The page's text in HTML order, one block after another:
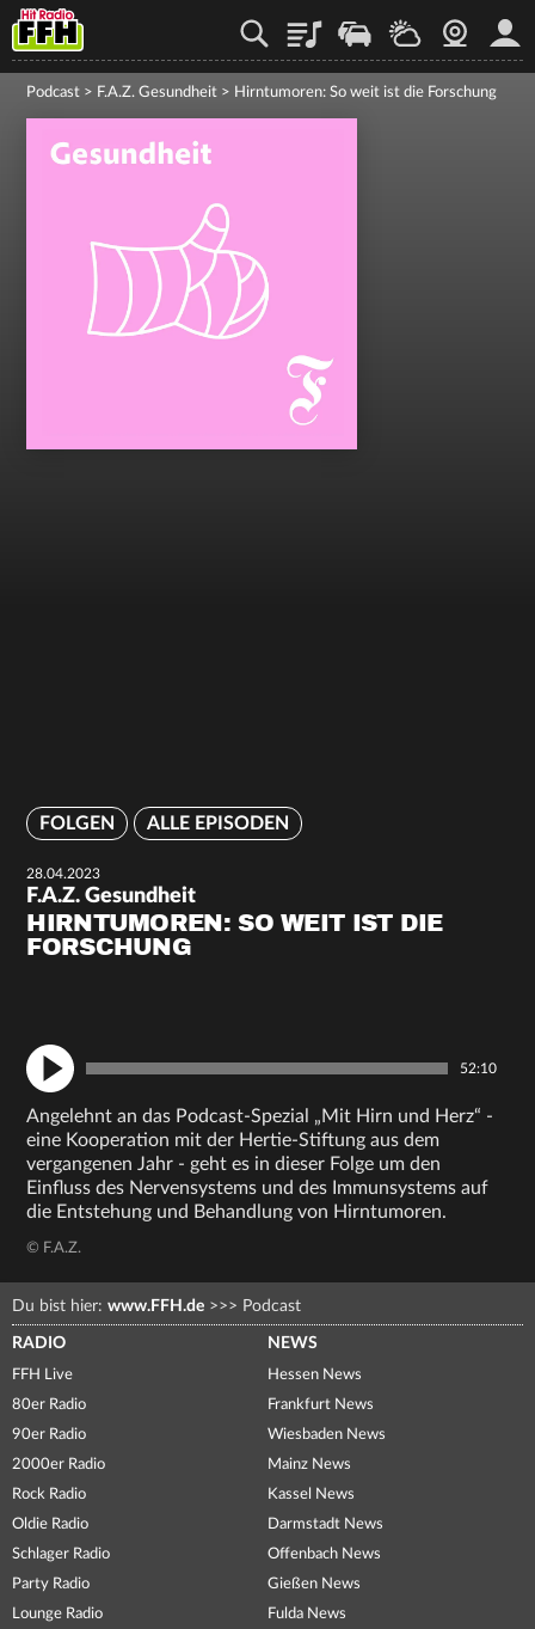
PlaylistStaupilotWetterWebcam
Podcast > F.A.Z. Gesundheit > Hirntumoren: So weit ist die Forschung
FOLGEN ALLE EPISODEN
28.04.2023
F.A.Z. Gesundheit
HIRNTUMOREN: SO WEIT IST DIE
FORSCHUNG
52:10
Angelehnt an das Podcast-Spezial „Mit Hirn und Herz“ -
eine Kooperation mit der Hertie-Stiftung aus dem
vergangenen Jahr - geht es in dieser Folge um den
Einfluss des Nervensystems und des Immunsystems auf
die Entstehung und Behandlung von Hirntumoren.
© F.A.Z.
Du bist hier: www.FFH.de >>> Podcast
RADIO
FFH Live
80er Radio
90er Radio
2000er Radio
Rock Radio
Oldie Radio
Schlager Radio
Party Radio
Lounge Radio
NEWS
Hessen News
Frankfurt News
Wiesbaden News
Mainz News
Kassel News
Darmstadt News
Offenbach News
Gießen News
Fulda News